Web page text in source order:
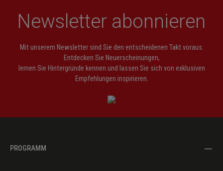
Newsletter abonnieren
Mit unserem Newsletter sind Sie den entscheidenen Takt voraus.
Entdecken Sie Neuerscheinungen,
lernen Sie Hintergründe kennen und lassen Sie sich von exklusiven
Empfehlungen inspirieren.
PROGRAMM